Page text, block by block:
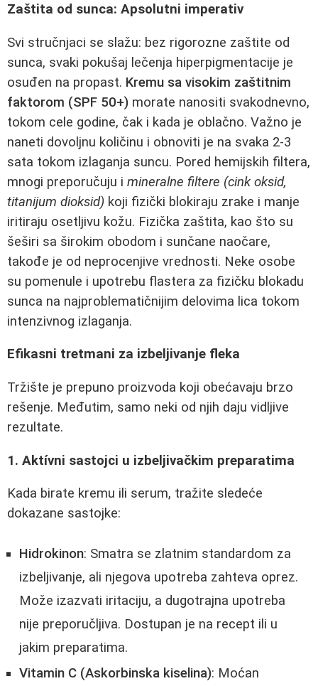
Zaštita od sunca: Apsolutni imperativ
Svi stručnjaci se slažu: bez rigorozne zaštite od
sunca, svaki pokušaj lečenja hiperpigmentacije je
osuđen na propast. Kremu sa visokim zaštitnim
faktorom (SPF 50+) morate nanositi svakodnevno,
tokom cele godine, čak i kada je oblаčno. Važno je
naneti dovoljnu količinu i obnoviti je na svaka 2-3
sata tokom izlaganja suncu. Pored hemijskih filtera,
mnogi preporučuju i mineralne filtere (cink oksid,
titanijum dioksid) koji fizički blokiraju zrake i manje
iritiraju osetljivu kožu. Fizička zaštita, kao što su
šeširi sa širokim obodom i sunčane naočare,
takođe je od neprocenjive vrednosti. Neke osobe
su pomenule i upotrebu flastera za fizičku blokadu
sunca na najproblematičnijim delovima lica tokom
intenzivnog izlaganja.
Efikasni tretmani za izbeljivanje fleka
Tržište je prepuno proizvoda koji obećavaju brzo
rešenje. Međutim, samo neki od njih daju vidljive
rezultate.
1. Aktívni sastojci u izbeljivačkim preparatima
Kada birate kremu ili serum, tražite sledeće
dokazane sastojke:
Hidrokinon: Smatra se zlatnim standardom za
izbeljivanje, ali njegova upotreba zahteva oprez.
Može izazvati iritaciju, a dugotrajna upotreba
nije preporučljiva. Dostupan je na recept ili u
jakim preparatima.
Vitamin C (Askorbinska kiselina): Moćan